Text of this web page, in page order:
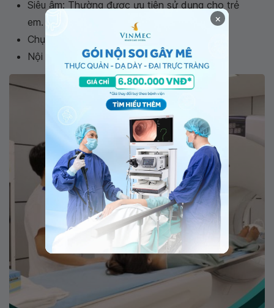
Siêu âm: Thường được ưu tiên sử dụng cho trẻ
em.
Chụp cản quang bằng Bari.
Nội soi.
×